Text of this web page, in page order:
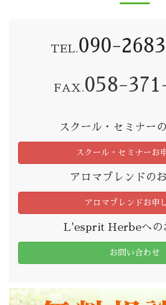
TEL.090-
FAX.058-
スクール・セミナー
スクール・セミナーお
アロマブレンドの
アロマブレンドお申
L'esprit Herbeへの
お問い合わせ